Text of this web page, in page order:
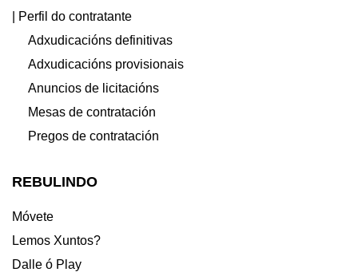
| Perfil do contratante
Adxudicacións definitivas
Adxudicacións provisionais
Anuncios de licitacións
Mesas de contratación
Pregos de contratación
REBULINDO
Móvete
Lemos Xuntos?
Dalle ó Play